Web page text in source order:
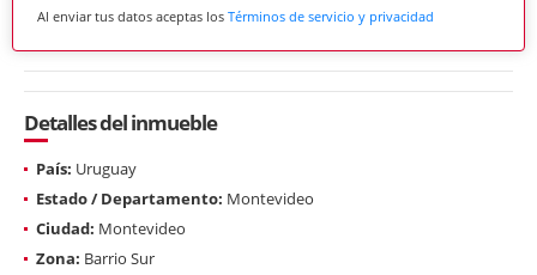
Al enviar tus datos aceptas los Términos de servicio y privacidad
Detalles del inmueble
País: Uruguay
Estado / Departamento: Montevideo
Ciudad: Montevideo
Zona: Barrio Sur